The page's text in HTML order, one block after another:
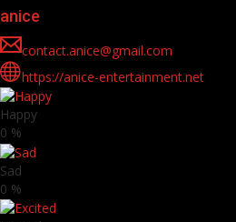
anice
contact.anice@gmail.com
https://anice-entertainment.net
Happy
0 %
Sad
0 %